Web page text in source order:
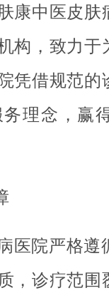
康中医皮肤
构，致力于
凭借规范的
理念，赢
医院严格遵
，诊疗范围